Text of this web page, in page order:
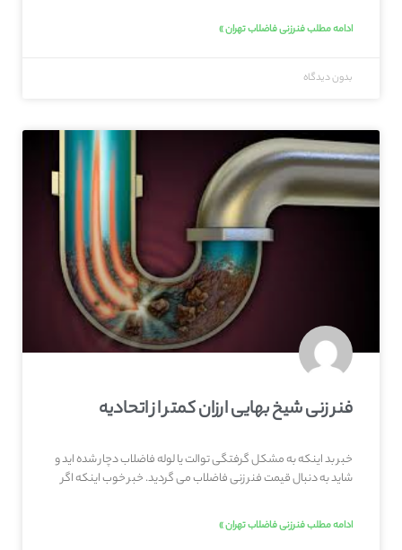
ادامه مطلب فنرزنی فاضلاب تهران »
بدون دیدگاه
فنر زنی شیخ بهایی ارزان کمتر از اتحادیه
خبر بد اینکه به مشکل گرفتگی توالت یا لوله فاضلاب دچار شده اید و
شاید به دنبال قیمت فنر زنی فاضلاب می گردید. خبر خوب اینکه اگر
ادامه مطلب فنرزنی فاضلاب تهران »